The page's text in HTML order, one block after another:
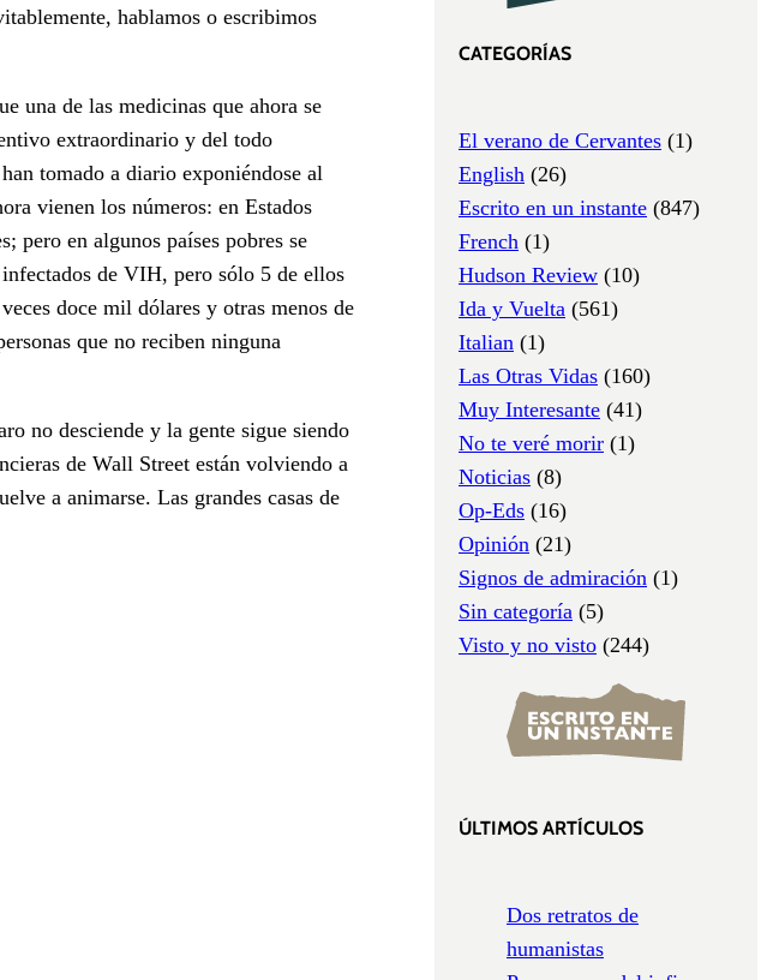
hablamos o escribimos
una de las medicinas que ahora se
extraordinario y del todo
tomado a diario exponiéndose al
vienen los números: en Estados
pero en algunos países pobres se
de VIH, pero sólo 5 de ellos
doce mil dólares y otras menos de
que no reciben ninguna
no desciende y la gente sigue siendo
de Wall Street están volviendo a
a animarse. Las grandes casas de
CATEGORÍAS
El verano de Cervantes (1)
English (26)
Escrito en un instante (847)
French (1)
Hudson Review (10)
Ida y Vuelta (561)
Italian (1)
Las Otras Vidas (160)
Muy Interesante (41)
No te veré morir (1)
Noticias (8)
Op-Eds (16)
Opinión (21)
Signos de admiración (1)
Sin categoría (5)
Visto y no visto (244)
ÚLTIMOS ARTÍCULOS
Dos retratos de
humanistas